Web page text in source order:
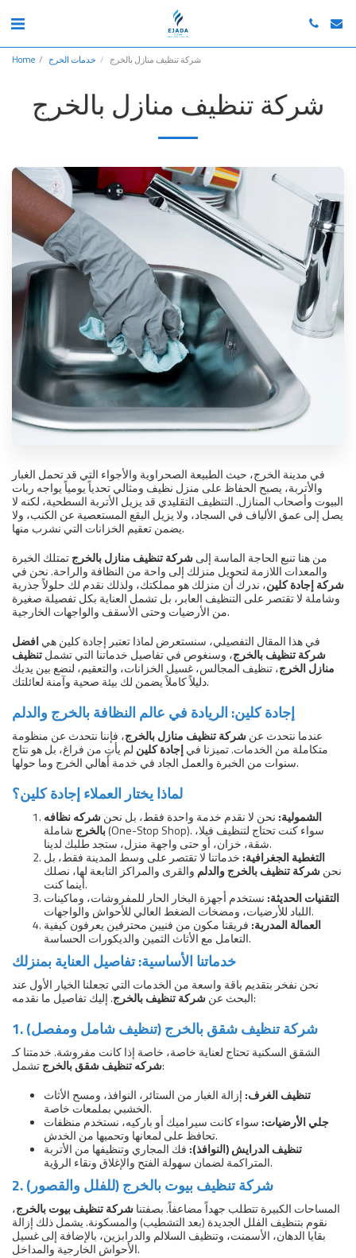
Home خدمات الخرج شركة تنظيف منازل بالخرج
شركة تنظيف منازل بالخرج
في مدينة الخرج، حيث الطبيعة الصحراوية والأجواء التي قد تحمل الغبار
والأتربة، يصبح الحفاظ على منزل نظيف ومثالي تحدياً يومياً يواجه ربات
البيوت وأصحاب المنازل. التنظيف التقليدي قد يزيل الأتربة السطحية، لكنه لا
يصل إلى عمق الألياف في السجاد، ولا يزيل البقع المستعصية عن الكنب، ولا
يضمن تعقيم الخزانات التي نشرب منها.
من هنا تنبع الحاجة الماسة إلىشركة تنظيف منازل بالخرجتمتلك الخبرة
والمعدات اللازمة لتحويل منزلك إلى واحة من النظافة والراحة. نحن في
شركة إجادة كلين، ندرك أن منزلك هو مملكتك، ولذلك نقدم لك حلولاً جذرية
وشاملة لا تقتصر على التنظيف العابر، بل تشمل العناية بكل تفصيلة صغيرة
من الأرضيات وحتى الأسقف والواجهات الخارجية.
في هذا المقال التفصيلي، سنستعرض لماذا تعتبر إجادة كلين هيافضل
شركة تنظيف بالخرج، وسنغوص في تفاصيل خدماتنا التي تشملتنظيف
منازل الخرج، تنظيف المجالس، غسيل الخزانات، والتعقيم، لنضع بين يديك
دليلاً كاملاً يضمن لك بيئة صحية وآمنة لعائلتك.
إجادة كلين: الريادة في عالم النظافة بالخرج والدلم
عندما نتحدث عنشركة تنظيف منازل بالخرج، فإننا نتحدث عن منظومة
متكاملة من الخدمات. تميزنا فيإجادة كلينلم يأتِ من فراغ، بل هو نتاج
سنوات من الخبرة والعمل الجاد في خدمة أهالي الخرج وما حولها.
لماذا يختار العملاء إجادة كلين؟
الشمولية: نحن لا نقدم خدمة واحدة فقط، بل نحنشركه نظافه
بالخرج شاملة (One-Stop Shop). سواء كنت تحتاج لتنظيف فيلا،
شقة، خزان، أو حتى واجهة منزل، ستجد طلبك لدينا.
التغطية الجغرافية: خدماتنا لا تقتصر على وسط المدينة فقط، بل
نحنشركة تنظيف بالخرج والدلم والقرى والمراكز التابعة لها، نصلك
أينما كنت.
التقنيات الحديثة: نستخدم أجهزة البخار الحار للمفروشات، وماكينات
اللباد للأرضيات، ومضخات الضغط العالي للأحواش والواجهات.
العمالة المدربة: فريقنا مكون من فنيين محترفين يعرفون كيفية
التعامل مع الأثاث الثمين والديكورات الحساسة.
خدماتنا الأساسية: تفاصيل العناية بمنزلك
نحن نفخر بتقديم باقة واسعة من الخدمات التي تجعلنا الخيار الأول عند
البحث عنشركة تنظيف بالخرج . إليك تفاصيل ما نقدمه:
1. شركة تنظيف شقق بالخرج (تنظيف شامل ومفصل)
الشقق السكنية تحتاج لعناية خاصة، خاصة إذا كانت مفروشة. خدمتنا كـ
شركه تنظيف شقق بالخرجتشمل:
تنظيف الغرف: إزالة الغبار من الستائر، النوافذ، ومسح الأثاث
الخشبي بملمعات خاصة.
جلي الأرضيات: سواء كانت سيراميك أو باركيه، نستخدم منظفات
تحافظ على لمعانها وتحميها من الخدش.
تنظيف الدرايش (النوافذ): فك المجاري وتنظيفها من الأتربة
المتراكمة لضمان سهولة الفتح والإغلاق ونقاء الرؤية.
2. شركة تنظيف بيوت بالخرج (للفلل والقصور)
المساحات الكبيرة تتطلب جهداً مضاعفاً. بصفتناشركة تنظيف بيوت بالخرج،
نقوم بتنظيف الفلل الجديدة (بعد التشطيب) والمسكونة. يشمل ذلك إزالة
بقايا الدهان، الأسمنت، وتنظيف السلالم والدرابزين، بالإضافة إلى غسيل
الأحواش الخارجية والمداخل.